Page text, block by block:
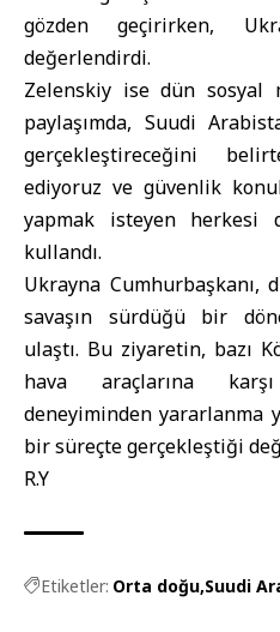
gözden geçirirken,
değerlendirdi.
Zelenskiy ise dün sosyal
paylaşımda, Suudi
gerçekleştireceğini
ediyoruz ve güvenlik
yapmak isteyen herkesi
kullandı.
Ukrayna Cumhurbaşkanı,
savaşın sürdüğü bir
ulaştı. Bu ziyaretin, bazı
hava araçlarına
deneyiminden yararlanma
bir süreçte gerçekleştiği
R.Y
Etiketler: Orta doğu Suudi